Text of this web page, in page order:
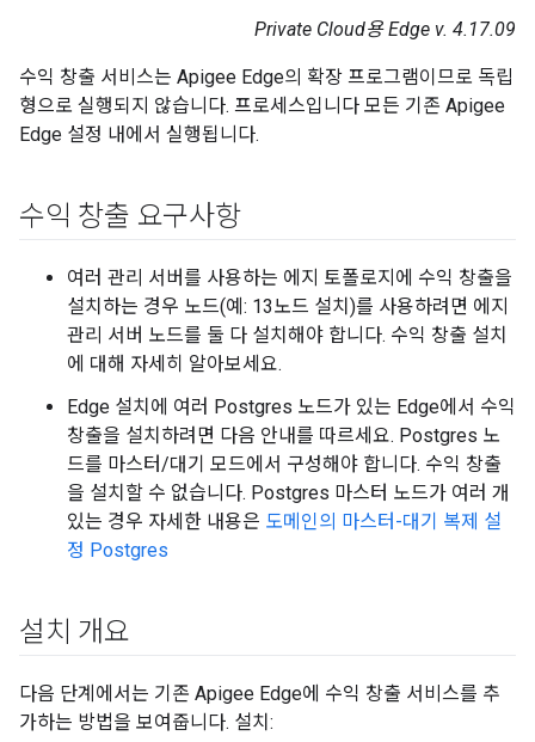
Private Cloud용 Edge v. 4.17.09
수익 창출 서비스는 Apigee Edge의 확장 프로그램이므로 독립
형으로 실행되지 않습니다. 프로세스입니다 모든 기존 Apigee
Edge 설정 내에서 실행됩니다.
수익 창출 요구사항
여러 관리 서버를 사용하는 에지 토폴로지에 수익 창출을
설치하는 경우 노드(예: 13노드 설치)를 사용하려면 에지
관리 서버 노드를 둘 다 설치해야 합니다. 수익 창출 설치
에 대해 자세히 알아보세요.
Edge 설치에 여러 Postgres 노드가 있는 Edge에서 수익
창출을 설치하려면 다음 안내를 따르세요. Postgres 노
드를 마스터/대기 모드에서 구성해야 합니다. 수익 창출
을 설치할 수 없습니다. Postgres 마스터 노드가 여러 개
있는 경우 자세한 내용은 도메인의 마스터-대기 복제 설
정 Postgres
설치 개요
다음 단계에서는 기존 Apigee Edge에 수익 창출 서비스를 추
가하는 방법을 보여줍니다. 설치: